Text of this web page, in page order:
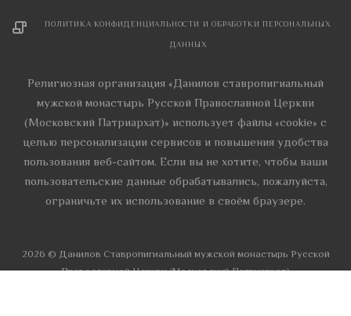
ПОЛИТИКА КОНФИДЕНЦИАЛЬНОСТИ И ОБРАБОТКИ ПЕРСОНАЛЬНЫХ
ДАННЫХ
Религиозная организация «Данилов ставропигиальный
мужской монастырь Русской Православной Церкви
(Московский Патриархат)» использует файлы «cookie» с
целью персонализации сервисов и повышения удобства
пользования веб-сайтом. Если вы не хотите, чтобы ваши
пользовательские данные обрабатывались, пожалуйста,
ограничьте их использование в своём браузере.
2026 © Данилов Cтавропигиальный мужской монастырь Русской
Православной Церкви (Московский Патриархат)